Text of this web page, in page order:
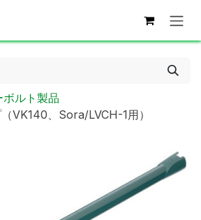
ボルト製品
VK140、Sora/LVCH-1用）